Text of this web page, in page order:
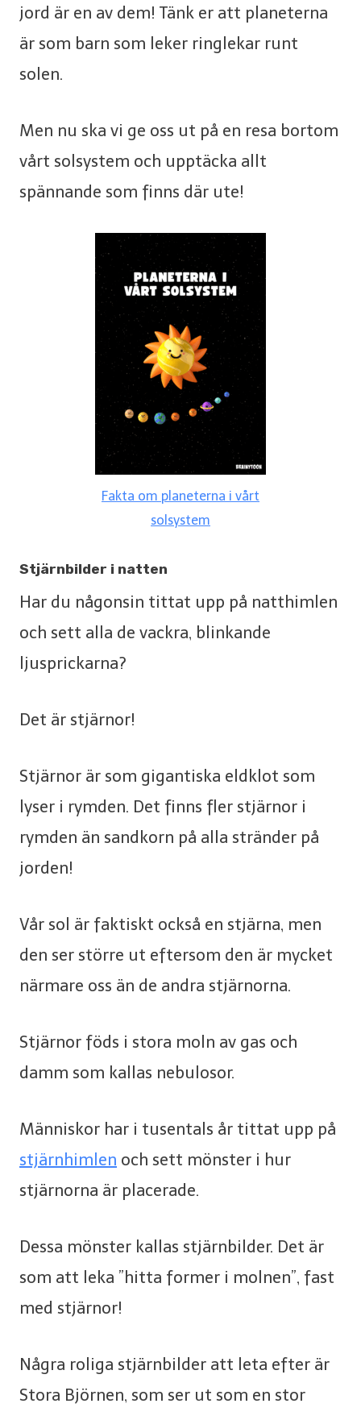
jord är en av dem! Tänk er att planeterna
är som barn som leker ringlekar runt
solen.
Men nu ska vi ge oss ut på en resa bortom
vårt solsystem och upptäcka allt
spännande som finns där ute!
Fakta om planeterna i vårt
solsystem
Stjärnbilder i natten
Har du någonsin tittat upp på natthimlen
och sett alla de vackra, blinkande
ljusprickarna?
Det är stjärnor!
Stjärnor är som gigantiska eldklot som
lyser i rymden. Det finns fler stjärnor i
rymden än sandkorn på alla stränder på
jorden!
Vår sol är faktiskt också en stjärna, men
den ser större ut eftersom den är mycket
närmare oss än de andra stjärnorna.
Stjärnor föds i stora moln av gas och
damm som kallas nebulosor.
Människor har i tusentals år tittat upp på
stjärnhimlen och sett mönster i hur
stjärnorna är placerade.
Dessa mönster kallas stjärnbilder. Det är
som att leka ”hitta former i molnen”, fast
med stjärnor!
Några roliga stjärnbilder att leta efter är
Stora Björnen, som ser ut som en stor